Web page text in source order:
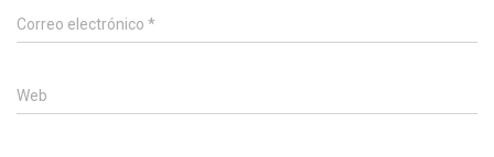
Correo electrónico *
Web